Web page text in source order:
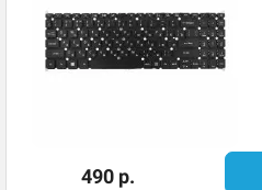
490 р.